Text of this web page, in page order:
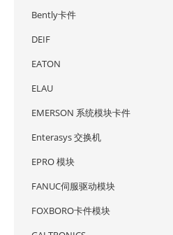
Bently卡件
DEIF
EATON
ELAU
EMERSON 系统模块卡件
Enterasys 交换机
EPRO 模块
FANUC伺服驱动模块
FOXBORO卡件模块